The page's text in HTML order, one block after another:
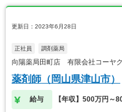
更新日：2023年6月28日
正社員 調剤薬局
向陽薬局田町店 有限会社コーヤ
薬剤師（岡山県津山市）
給与 【年収】500万円～